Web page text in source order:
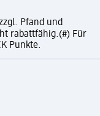
Pfand und
rabattfähig.(#) Für
Punkte.